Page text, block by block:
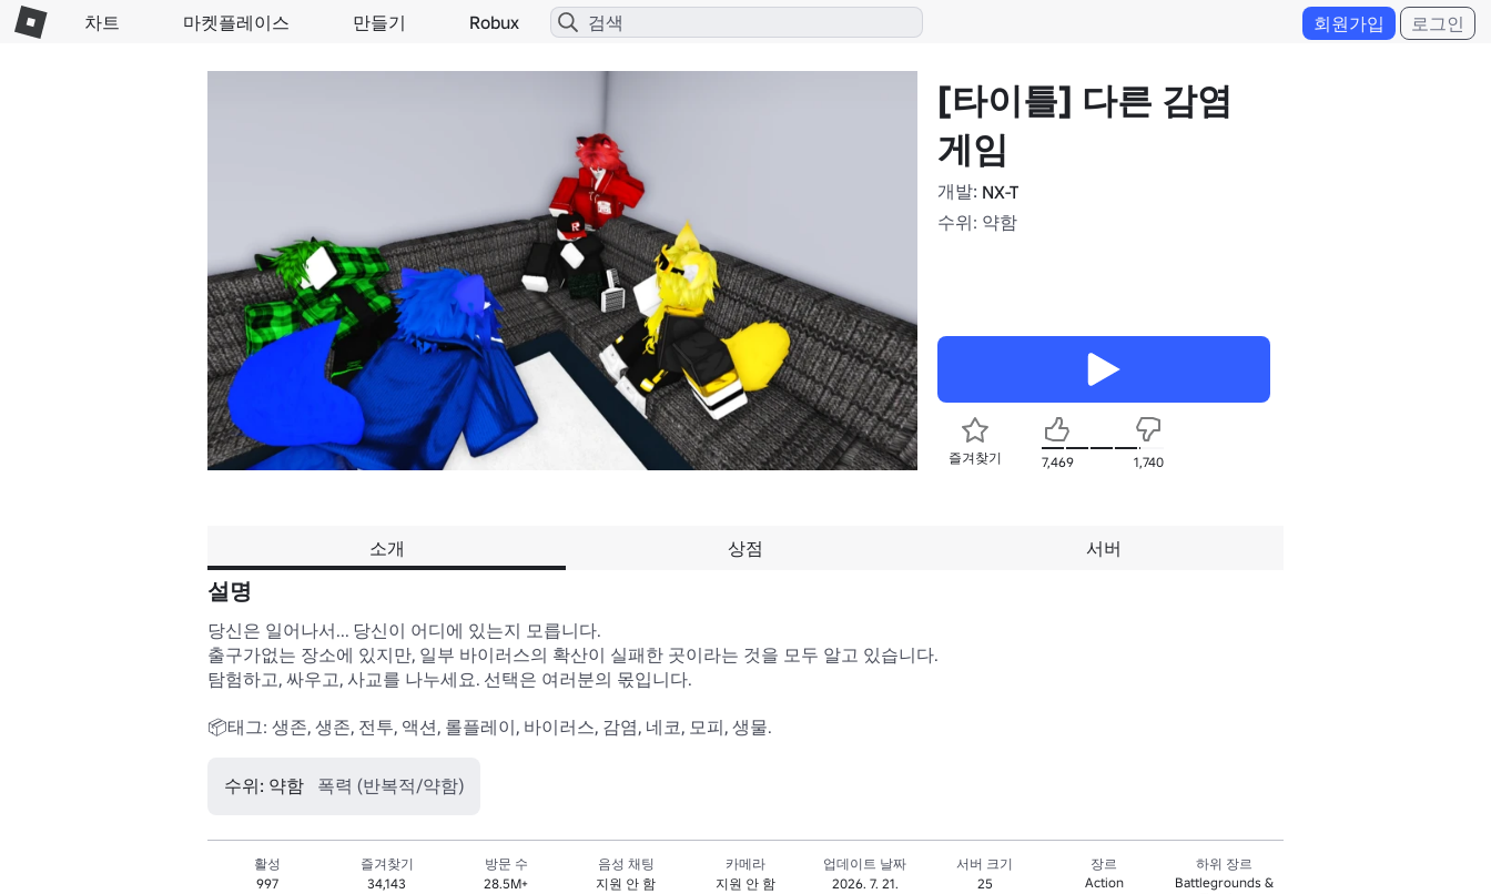
차트 마켓플레이스 만들기 Robux 회원가입 로그인
[타이틀] 다른 감염
게임
개발: NX-T
수위: 약함
즐겨찾기 7,469 1,740
소개 상점 서버
설명
당신은 일어나서... 당신이 어디에 있는지 모릅니다.
출구가없는 장소에 있지만, 일부 바이러스의 확산이 실패한 곳이라는 것을 모두 알고 있습니다.
탐험하고, 싸우고, 사교를 나누세요. 선택은 여러분의 몫입니다.
📦태그: 생존, 생존, 전투, 액션, 롤플레이, 바이러스, 감염, 네코, 모피, 생물.
수위: 약함 폭력 (반복적/약함)
활성
997
즐겨찾기
34,143
방문 수
28.5M+
음성 채팅
지원 안 함
카메라
지원 안 함
업데이트 날짜
2026. 7. 21.
서버 크기
25
장르
Action
하위 장르
Battlegrounds &